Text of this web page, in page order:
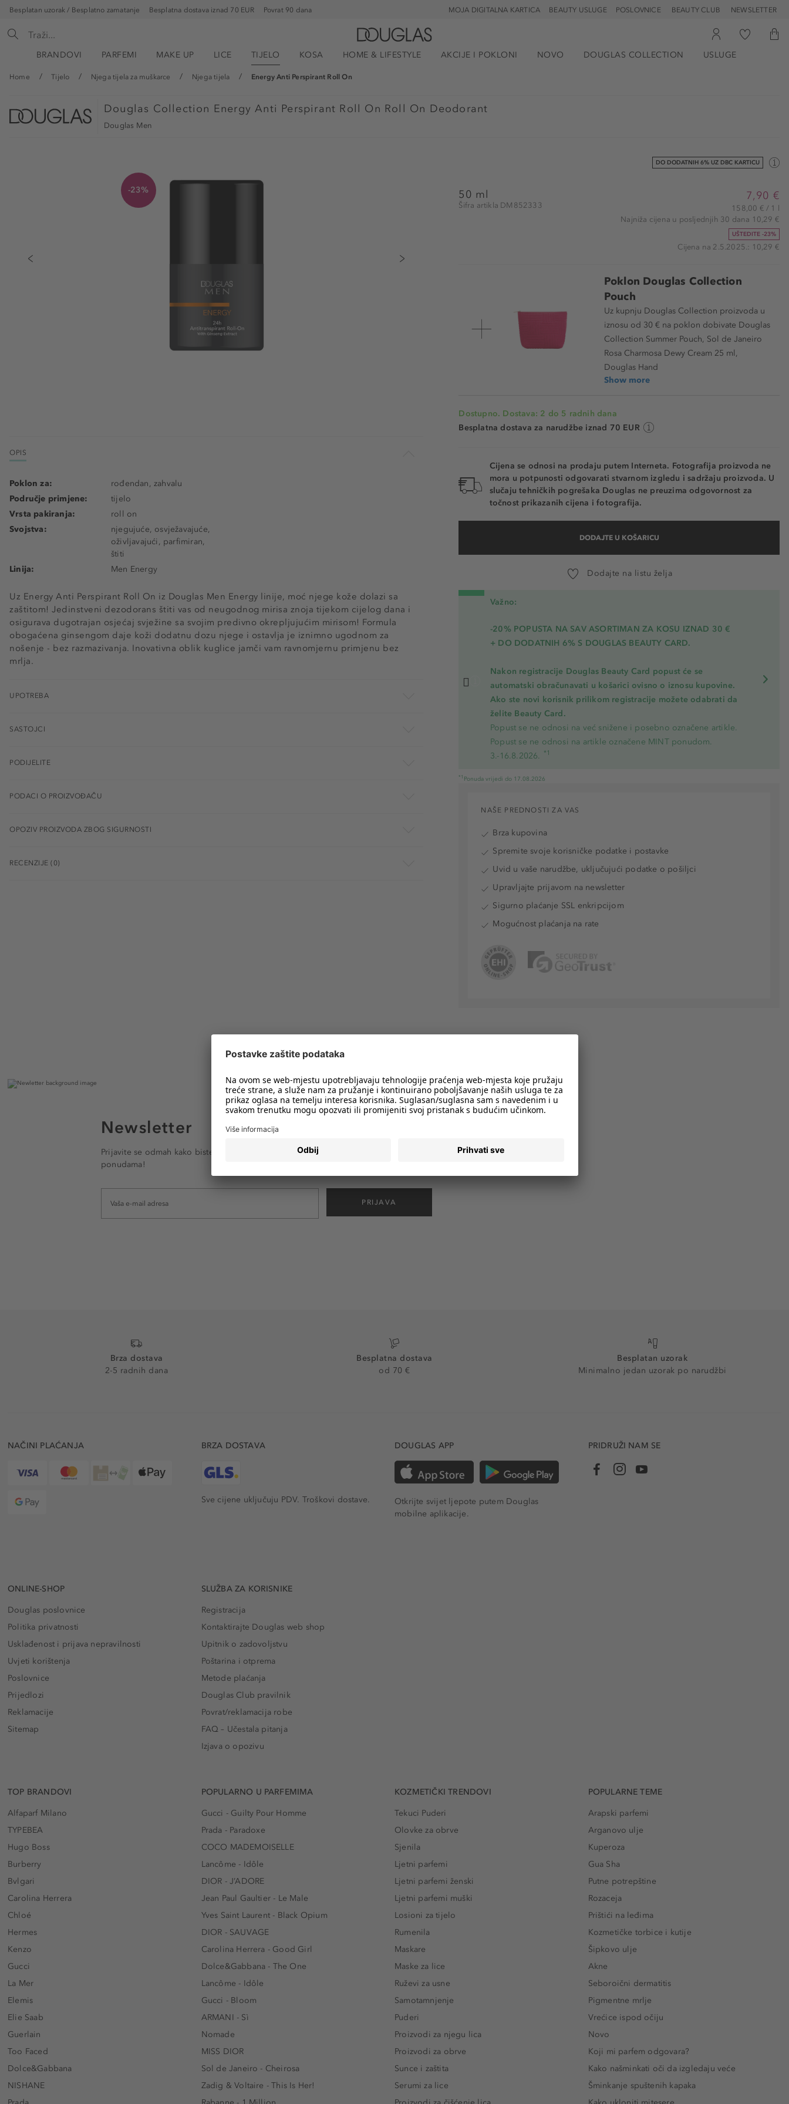
Besplatan uzorak / Besplatno zamatanje Besplatna dostava iznad 70 EUR Povrat 90 dana POSLOVNICE BEAUTY CLUB NEWSLETTER
BEAUTY USLUGE
MOJA DIGITALNA KARTICA
BRANDOVI PARFEMI MAKE UP LICE TIJELO KOSA HOME & LIFESTYLE AKCIJE I POKLONI NOVO DOUGLAS COLLECTION USLUGE
Home Tijelo Njega tijela za muškarce Njega tijela Energy Anti Perspirant Roll On
Douglas Collection Energy Anti Perspirant Roll On Roll On Deodorant
Douglas Men
DO DODATNIH 6% UZ DBC KARTICU
-23% 50 ml
Šifra artikla DM852333
7,90 €
158,00 € / 1 l
Najniža cijena u posljednjih 30 dana 10,29 €
UŠTEDITE -23%
Cijena na 2.5.2025.: 10,29 €
Poklon Douglas Collection
Pouch
Uz kupnju Douglas Collection proizvoda u
iznosu od 30 € na poklon dobivate Douglas
Collection Summer Pouch, Sol de Janeiro
Rosa Charmosa Dewy Cream 25 ml,
Douglas Hand
Show more
Dostupno. Dostava: 2 do 5 radnih dana
Besplatna dostava za narudžbe iznad 70 EUR
Cijena se odnosi na prodaju putem Interneta. Fotografija proizvoda ne
mora u potpunosti odgovarati stvarnom izgledu i sadržaju proizvoda. U
slučaju tehničkih pogrešaka Douglas ne preuzima odgovornost za
točnost prikazanih cijena i fotografija.
DODAJTE U KOŠARICU
Dodajte na listu želja
Važno:
-20% POPUSTA NA SAV ASORTIMAN ZA KOSU IZNAD 30 €
+ DO DODATNIH 6% S DOUGLAS BEAUTY CARD.
Nakon registracije Douglas Beauty Card popust će se
automatski obračunavati u košarici ovisno o iznosu kupovine.
Ako ste novi korisnik prilikom registracije možete odabrati da
želite Beauty Card.
Popust se ne odnosi na već snižene i posebno označene artikle.
Popust se ne odnosi na artikle označene MINT ponudom.
3.-16.8.2026.
*1
*1 Ponuda vrijedi do 17.08.2026
OPIS
Uz Energy Anti Perspirant Roll On iz Douglas Men Energy linije, moć njege kože dolazi sa
zaštitom! Jedinstveni dezodorans štiti vas od neugodnog mirisa znoja tijekom cijelog dana i
osigurava dugotrajan osjećaj svježine sa svojim predivno okrepljujućim mirisom! Formula
obogaćena ginsengom daje koži dodatnu dozu njege i ostavlja je iznimno ugodnom za
nošenje - bez razmazivanja. Inovativna oblik kuglice jamči vam ravnomjernu primjenu bez
mrlja.
Poklon za:
rođendan, zahvalu
Područje primjene:
tijelo
Vrsta pakiranja:
roll on
Svojstva:
njegujuće, osvježavajuće,
oživljavajući, parfimiran,
štiti
Linija:
Men Energy
UPOTREBA
SASTOJCI
PODIJELITE
PODACI O PROIZVOĐAČU
OPOZIV PROIZVODA ZBOG SIGURNOSTI
RECENZIJE (0)
NAŠE PREDNOSTI ZA VAS
Brza kupovina
Spremite svoje korisničke podatke i postavke
Uvid u vaše narudžbe, uključujući podatke o pošiljci
Upravljajte prijavom na newsletter
Sigurno plaćanje SSL enkripcijom
Mogućnost plaćanja na rate
Newsletter
Prijavite se odmah kako biste e-mailom primali obavijesti o svim trendovima i
ponudama!
PRIJAVA
Brza dostava
2-5 radnih dana
Besplatna dostava
od 70 €
Besplatan uzorak
Minimalno jedan uzorak po narudžbi
NAČINI PLAĆANJA BRZA DOSTAVA
Sve cijene uključuju PDV. Troškovi dostave.
DOUGLAS APP
Otkrijte svijet ljepote putem Douglas
mobilne aplikacije.
PRIDRUŽI NAM SE
ONLINE-SHOP
Douglas poslovnice
Politika privatnosti
Usklađenost i prijava nepravilnosti
Uvjeti korištenja
Poslovnice
Prijedlozi
Reklamacije
Sitemap
SLUŽBA ZA KORISNIKE
Registracija
Kontaktirajte Douglas web shop
Upitnik o zadovoljstvu
Poštarina i otprema
Metode plaćanja
Douglas Club pravilnik
Povrat/reklamacija robe
FAQ – Učestala pitanja
Izjava o opozivu
TOP BRANDOVI
Alfaparf Milano
TYPEBEA
Hugo Boss
Burberry
Bvlgari
Carolina Herrera
Chloé
Hermes
Kenzo
Gucci
La Mer
Elemis
Elie Saab
Guerlain
Too Faced
Dolce&Gabbana
NISHANE
POPULARNO U PARFEMIMA
Gucci - Guilty Pour Homme
Prada - Paradoxe
COCO MADEMOISELLE
Lancôme - Idôle
DIOR - J’ADORE
Jean Paul Gaultier - Le Male
Yves Saint Laurent - Black Opium
DIOR - SAUVAGE
Carolina Herrera - Good Girl
Dolce&Gabbana - The One
Lancôme - Idôle
Gucci - Bloom
ARMANI - Sì
Nomade
MISS DIOR
Sol de Janeiro - Cheirosa
Zadig & Voltaire - This Is Her!
KOZMETIČKI TRENDOVI
Tekuci Puderi
Olovke za obrve
Sjenila
Ljetni parfemi
Ljetni parfemi ženski
Ljetni parfemi muški
Losioni za tijelo
Rumenila
Maskare
Maske za lice
Ruževi za usne
Samotamnjenje
Puderi
Proizvodi za njegu lica
Proizvodi za obrve
Sunce i zaštita
Serumi za lice
POPULARNE TEME
Arapski parfemi
Arganovo ulje
Kuperoza
Gua Sha
Putne potrepštine
Rozaceja
Prištići na leđima
Kozmetičke torbice i kutije
Šipkovo ulje
Akne
Seboroični dermatitis
Pigmentne mrlje
Vrećice ispod očiju
Novo
Koji mi parfem odgovara?
Kako našminkati oči da izgledaju veće
Šminkanje spuštenih kapaka